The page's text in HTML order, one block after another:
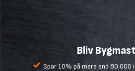
Bliv
Spar 10% på mere end 80.000